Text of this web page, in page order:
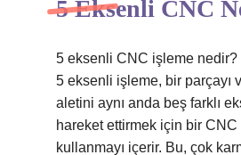
5 Eksenli CNC
5 eksenli CNC işleme
5 eksenli işleme, bir parçayı
aletini aynı anda beş farklı
hareket ettirmek için bir CNC
kullanmayı içerir. Bu, çok